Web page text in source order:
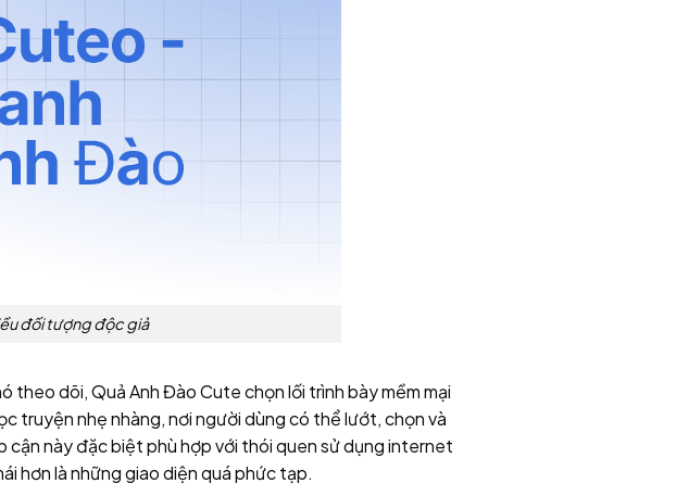
đối tượng độc giả
theo dõi, Quả Anh Đào Cute chọn lối trình bày mềm mại
truyện nhẹ nhàng, nơi người dùng có thể lướt, chọn và
cận này đặc biệt phù hợp với thói quen sử dụng internet
hơn là những giao diện quá phức tạp.